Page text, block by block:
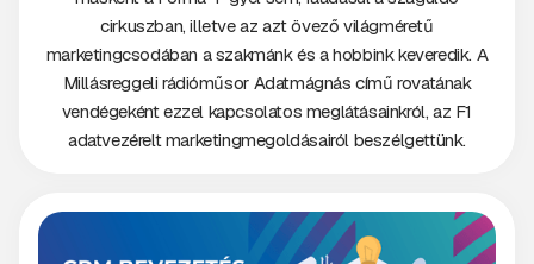
cirkuszban, illetve az azt övező világméretű
marketingcsodában a szakmánk és a hobbink keveredik. A
Millásreggeli rádióműsor Adatmágnás című rovatának
vendégeként ezzel kapcsolatos meglátásainkról, az F1
adatvezérelt marketingmegoldásairól beszélgettünk.